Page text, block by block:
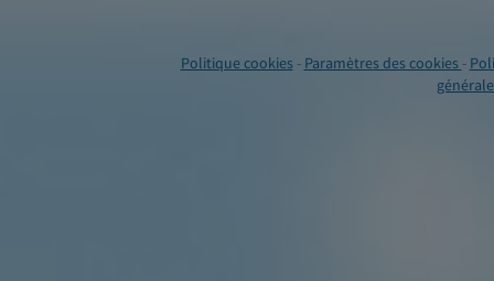
Politique cookies- Paramètres des cookies -